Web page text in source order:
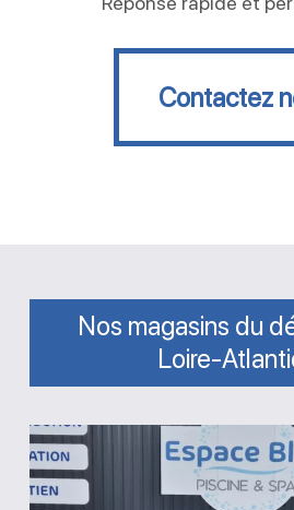
Contactez nous
Contactez
Nos magasins du
Loire-